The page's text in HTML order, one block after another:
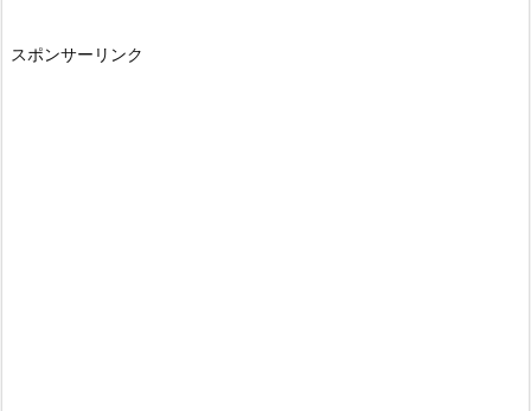
スポンサーリンク